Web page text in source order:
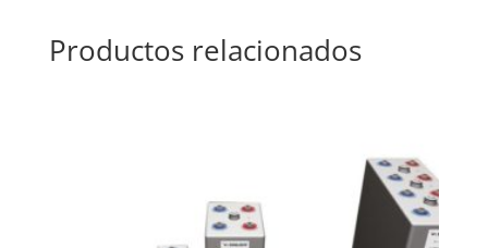
Productos relacionados